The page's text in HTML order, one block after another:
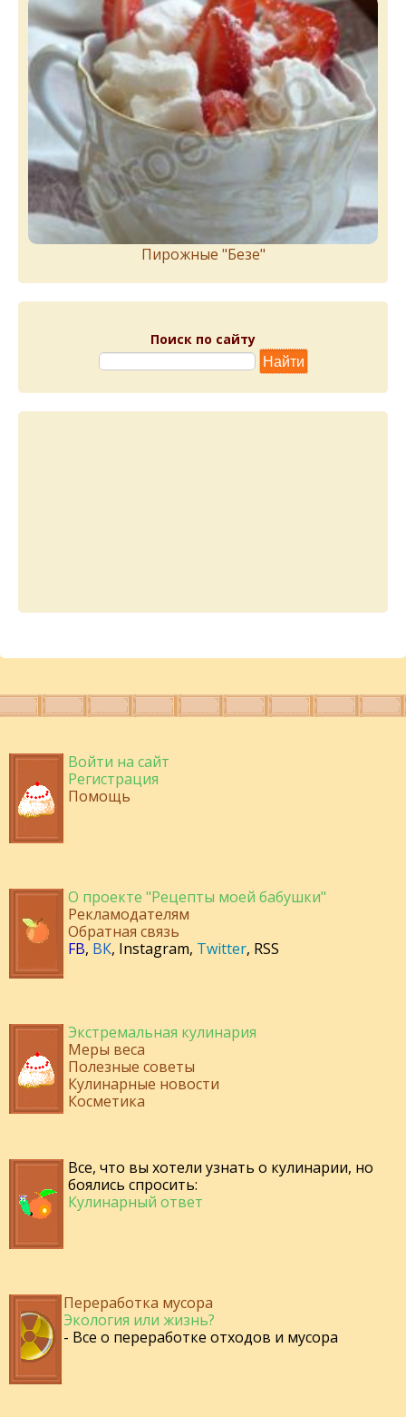
Пирожныe "Бeзe"
Поиск по сайту
Войти на сайт
Регистрация
Помощь
О проекте "Рецепты моей бабушки"
Рекламодателям
Обратная связь
FB, ВК, Instagram, Twitter, RSS
Экстремальная кулинария
Меры веса
Полезные советы
Кулинарные новости
Косметика
Все, что вы хотели узнать о кулинарии, но
боялись спросить:
Кулинарный ответ
Переработка мусора
Экология или жизнь?
- Все о переработке отходов и мусора